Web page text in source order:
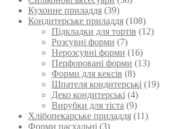
товару
Кухонне приладдя (39)
Кондитерське приладдя (108)
Підкладки для тортів (12)
Розсувні форми (7)
Нерозсувні форми (16)
Перфоровані форми (13)
Форми для кексів (8)
Шпателя кондитерські (19)
Деко кондитерські (4)
Вирубки для тіста (9)
Хлібопекарське приладдя (11)
Форми пасхальні (3)